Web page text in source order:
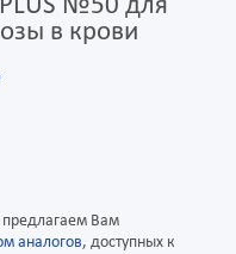
PLUS №50 для
в крови
предлагаем Вам
аналогов, доступных к